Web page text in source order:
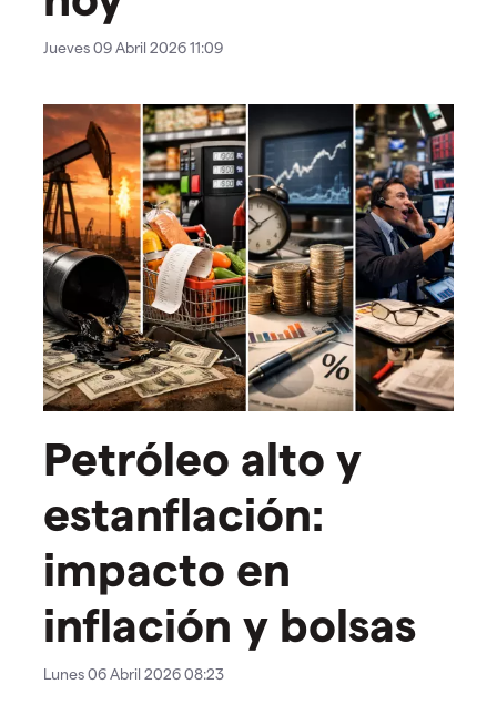
Jueves 09 Abril 2026 11:09
Petróleo alto y
estanflación:
impacto en
inflación y bolsas
Lunes 06 Abril 2026 08:23